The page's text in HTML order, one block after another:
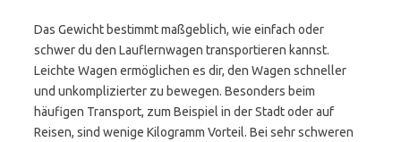
Das Gewicht bestimmt maßgeblich, wie einfach oder
schwer du den Lauflernwagen transportieren kannst.
Leichte Wagen ermöglichen es dir, den Wagen schneller
und unkomplizierter zu bewegen. Besonders beim
häufigen Transport, zum Beispiel in der Stadt oder auf
Reisen, sind wenige Kilogramm Vorteil. Bei sehr schweren